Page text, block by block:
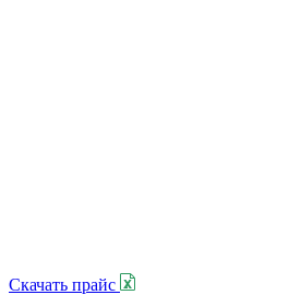
Скачать прайс